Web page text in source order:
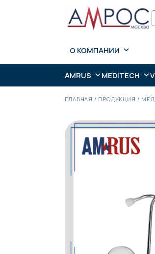
О КОМПАНИИ
AMRUS MEDITECH
ГЛАВНАЯ / ПРОДУКЦИЯ /